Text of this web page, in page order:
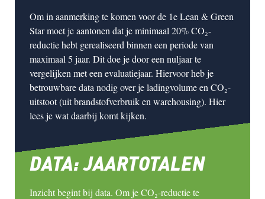
Om in aanmerking te komen voor de 1e Lean & Green
Starmoet je aantonen dat je minimaal 20% CO₂-
reductiehebt gerealiseerd binnen een periode van
maximaal 5 jaar. Dit doe je door een nuljaar te
vergelijken met een evaluatiejaar. Hiervoor heb je
betrouwbare data nodig over jeladingvolume en CO₂-
uitstoot(uit brandstofverbruik en warehousing). Hier
lees je wat daarbij komt kijken.
DATA: JAARTOTALEN
Inzicht begint bij data. Om je CO₂-reductie te